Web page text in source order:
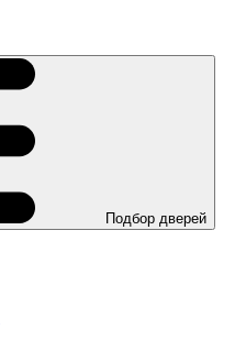
Подбор дверей